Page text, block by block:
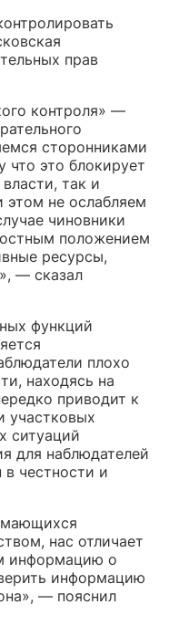
прав
контроля» —
сторонниками
что это блокирует
так и
этом не ослабляем
чиновники
положением
ресурсы,
— сказал
функций
плохо
находясь на
приводит к
участковых
ситуаций
для наблюдателей
в честности и
нас отличает
информацию о
информацию
— пояснил